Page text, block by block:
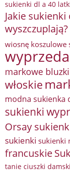
sukienki dl a 40
Jakie sukienki
wyszczuplają?
wiosnę koszulowe
markowe
włoskie
modna sukienka
sukienki
Orsay
sukienki sukienki
francuskie
tanie ciuszki